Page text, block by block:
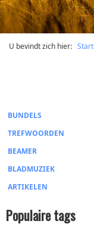
U bevindt zich hier: Start
BUNDELS
TREFWOORDEN
BEAMER
BLADMUZIEK
ARTIKELEN
Populaire tags